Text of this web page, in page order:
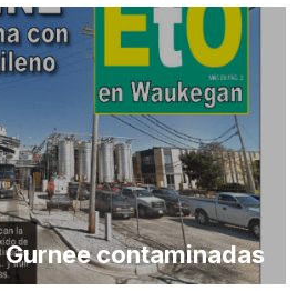
contaminadas